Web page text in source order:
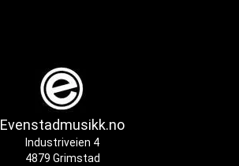
Evenstadmusikk.no
Industriveien 4
4879 Grimstad